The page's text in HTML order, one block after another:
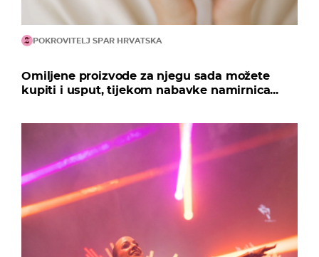
POKROVITELJ SPAR HRVATSKA
Omiljene proizvode za njegu sada možete
kupiti i usput, tijekom nabavke namirnica...